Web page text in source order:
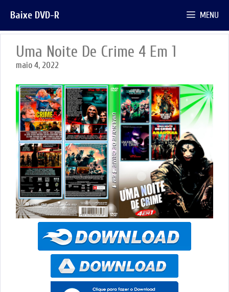
para
o
conteúdo
Baixe DVD-R MENU
Uma Noite De Crime 4 Em 1
maio 4, 2022